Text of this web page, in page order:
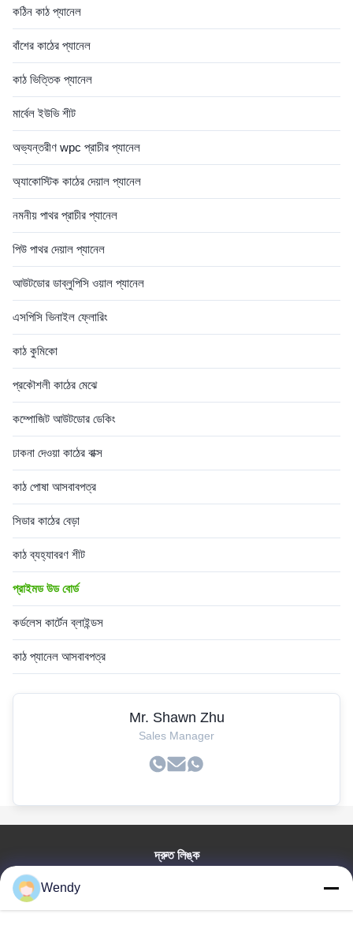
circular edges, unique and
exquisite, ...
কঠিন কাঠ প্যানেল
বাঁশের কাঠের প্যানেল
কাঠ ভিত্তিক প্যানেল
মার্বেল ইউভি শীট
অভ্যন্তরীণ wpc প্রাচীর প্যানেল
অ্যাকোস্টিক কাঠের দেয়াল প্যানেল
নমনীয় পাথর প্রাচীর প্যানেল
পিউ পাথর দেয়াল প্যানেল
আউটডোর ডাব্লুপিসি ওয়াল প্যানেল
এসপিসি ভিনাইল ফ্লোরিং
কাঠ কুমিকো
প্রকৌশলী কাঠের মেঝে
কম্পোজিট আউটডোর ডেকিং
ঢাকনা দেওয়া কাঠের বাক্স
কাঠ পোষা আসবাবপত্র
সিডার কাঠের বেড়া
কাঠ ব্যহ্যাবরণ শীট
প্রাইমড উড বোর্ড
কর্ডলেস কার্টেন ব্লাইন্ডস
কাঠ প্যানেল আসবাবপত্র
Mr. Shawn Zhu
Sales Manager
দ্রুত লিঙ্ক
Wendy